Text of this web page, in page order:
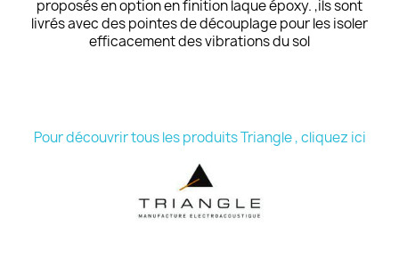
proposés en option en finition laque époxy. ,ils sont
livrés avec des pointes de découplage pour les isoler
efficacement des vibrations du sol
Pour découvrir tous les produits Triangle , cliquez ici